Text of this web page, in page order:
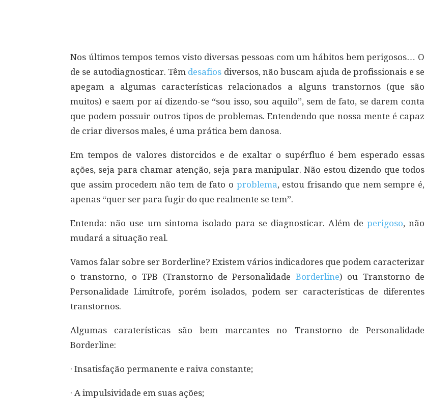
Nos últimos tempos temos visto diversas pessoas com um hábitos bem perigosos… O
de se autodiagnosticar. Têm desafios diversos, não buscam ajuda de profissionais e se
apegam a algumas características relacionados a alguns transtornos (que são
muitos) e saem por aí dizendo-se “sou isso, sou aquilo”, sem de fato, se darem conta
que podem possuir outros tipos de problemas. Entendendo que nossa mente é capaz
de criar diversos males, é uma prática bem danosa.
Em tempos de valores distorcidos e de exaltar o supérfluo é bem esperado essas
ações, seja para chamar atenção, seja para manipular. Não estou dizendo que todos
que assim procedem não tem de fato o problema, estou frisando que nem sempre é,
apenas “quer ser para fugir do que realmente se tem”.
Entenda: não use um sintoma isolado para se diagnosticar. Além de perigoso, não
mudará a situação real.
Vamos falar sobre ser Borderline? Existem vários indicadores que podem caracterizar
o transtorno, o TPB (Transtorno de Personalidade Borderline) ou Transtorno de
Personalidade Limítrofe, porém isolados, podem ser características de diferentes
transtornos.
Algumas caraterísticas são bem marcantes no Transtorno de Personalidade
Borderline:
· Insatisfação permanente e raiva constante;
· A impulsividade em suas ações;